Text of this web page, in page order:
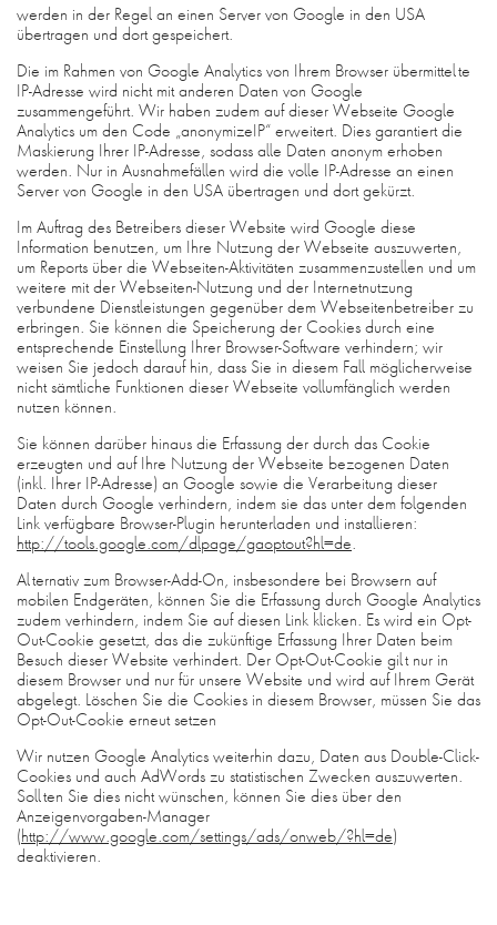
werden in der Regel an einen Server von Google in den USA
übertragen und dort gespeichert.
Die im Rahmen von Google Analytics von Ihrem Browser übermittelte
IP-Adresse wird nicht mit anderen Daten von Google
zusammengeführt. Wir haben zudem auf dieser Webseite Google
Analytics um den Code „anonymizeIP“ erweitert. Dies garantiert die
Maskierung Ihrer IP-Adresse, sodass alle Daten anonym erhoben
werden. Nur in Ausnahmefällen wird die volle IP-Adresse an einen
Server von Google in den USA übertragen und dort gekürzt.
Im Auftrag des Betreibers dieser Website wird Google diese
Information benutzen, um Ihre Nutzung der Webseite auszuwerten,
um Reports über die Webseiten-Aktivitäten zusammenzustellen und um
weitere mit der Webseiten-Nutzung und der Internetnutzung
verbundene Dienstleistungen gegenüber dem Webseitenbetreiber zu
erbringen. Sie können die Speicherung der Cookies durch eine
entsprechende Einstellung Ihrer Browser-Software verhindern; wir
weisen Sie jedoch darauf hin, dass Sie in diesem Fall möglicherweise
nicht sämtliche Funktionen dieser Webseite vollumfänglich werden
nutzen können.
Sie können darüber hinaus die Erfassung der durch das Cookie
erzeugten und auf Ihre Nutzung der Webseite bezogenen Daten
(inkl. Ihrer IP-Adresse) an Google sowie die Verarbeitung dieser
Daten durch Google verhindern, indem sie das unter dem folgenden
Link verfügbare Browser-Plugin herunterladen und installieren:
http://tools.google.com/dlpage/gaoptout?hl=de.
Alternativ zum Browser-Add-On, insbesondere bei Browsern auf
mobilen Endgeräten, können Sie die Erfassung durch Google Analytics
zudem verhindern, indem Sie auf diesen Link klicken. Es wird ein Opt-
Out-Cookie gesetzt, das die zukünftige Erfassung Ihrer Daten beim
Besuch dieser Website verhindert. Der Opt-Out-Cookie gilt nur in
diesem Browser und nur für unsere Website und wird auf Ihrem Gerät
abgelegt. Löschen Sie die Cookies in diesem Browser, müssen Sie das
Opt-Out-Cookie erneut setzen
Wir nutzen Google Analytics weiterhin dazu, Daten aus Double-Click-
Cookies und auch AdWords zu statistischen Zwecken auszuwerten.
Sollten Sie dies nicht wünschen, können Sie dies über den
Anzeigenvorgaben-Manager
(http://www.google.com/settings/ads/onweb/?hl=de)
deaktivieren.